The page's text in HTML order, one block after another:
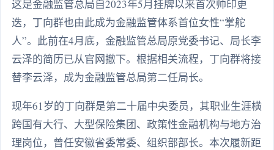
这是金融监管总局自2023年5月挂牌以来首次帅印更
迭，丁向群也由此成为金融监管体系首位女性“掌舵
人”。此前在4月底，金融监管总局原党委书记、局长李
云泽的简历已从官网撤下。根据相关流程，丁向群将接
替李云泽，成为金融监管总局第二任局长。
现年61岁的丁向群是第二十届中央委员，其职业生涯横
跨国有大行、大型保险集团、政策性金融机构与地方治
理岗位，曾任安徽省委常委、组织部部长。本次履新距